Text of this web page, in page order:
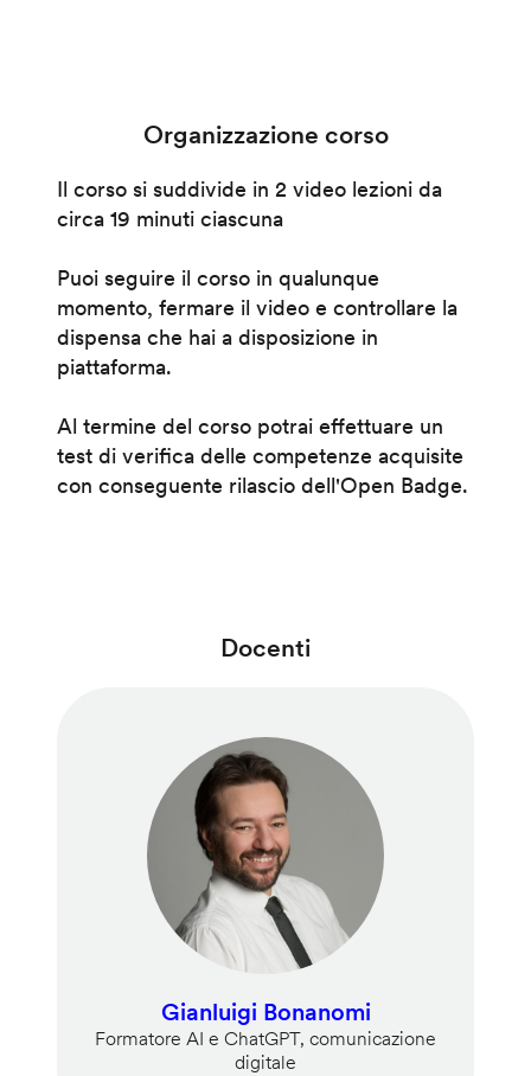
Organizzazione corso
Il corso si suddivide in 2 video lezioni da
circa 19 minuti ciascuna
Puoi seguire il corso in qualunque
momento, fermare il video e controllare la
dispensa che hai a disposizione in
piattaforma.
Al termine del corso potrai effettuare un
test di verifica delle competenze acquisite
con conseguente rilascio dell'Open Badge.
Docenti
Gianluigi Bonanomi
Formatore AI e ChatGPT, comunicazione
digitale